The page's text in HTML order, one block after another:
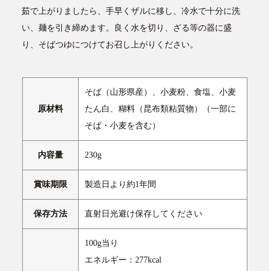
茹で上がりましたら、手早くザルに移し、冷水で十分に洗
い、麺を引き締めます。良く水を切り、ざる等の器に盛
り、そばつゆにつけてお召し上がりください。
原材料
そば（山形県産）、小麦粉、食塩、小麦
たん白、糊料（昆布類粘質物）（一部に
そば・小麦を含む）
内容量 230g
賞味期限 製造日より約1年間
保存方法 直射日光避け保存してください
100g当り
エネルギー：277kcal